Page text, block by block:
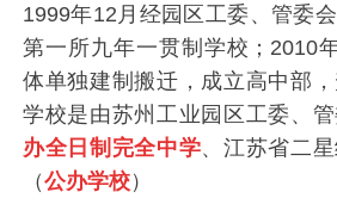
1999年12月经园区工委、管委
第一所九年一贯制学校；2010
体单独建制搬迁，成立高中部，
学校是由苏州工业园区工委、
办全日制完全中学、江苏省二
（公办学校）